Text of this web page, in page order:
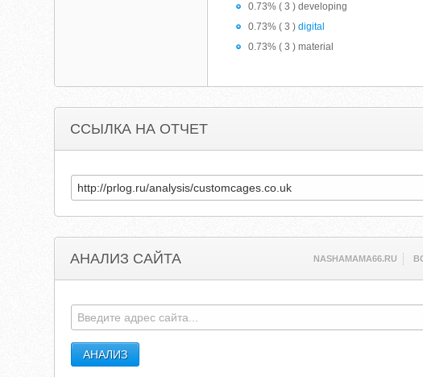
0.73% ( 3 ) developing
0.73% ( 3 )digital
0.73% ( 3 ) material
ССЫЛКА НА ОТЧЕТ
АНАЛИЗ САЙТА NASHAMAMA66.RU